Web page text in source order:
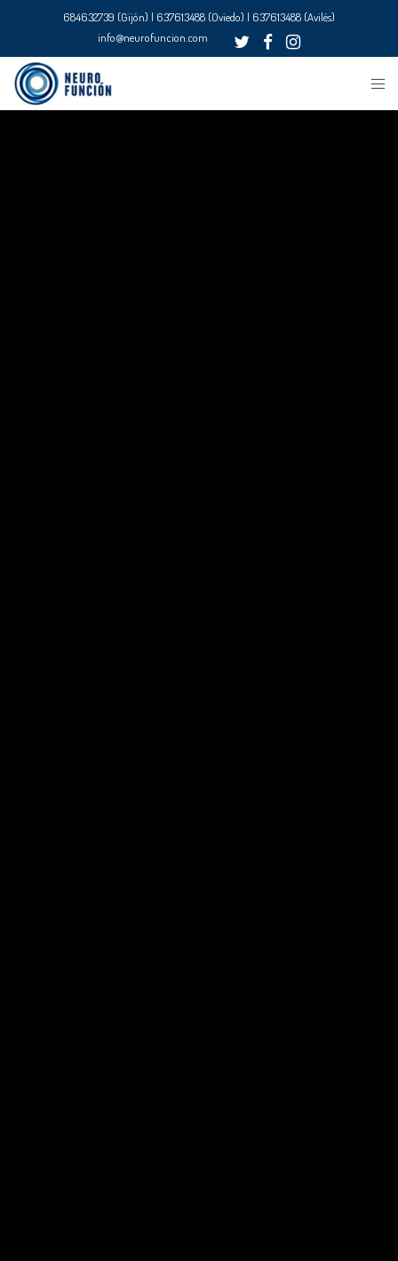
684632739 (Gijón) | 637613488 (Oviedo) | 637613488 (Avilés)
info@neurofuncion.com